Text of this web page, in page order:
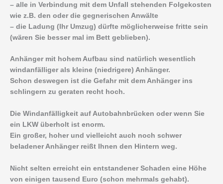
– alle in Verbindung mit dem Unfall stehenden Folgekosten
wie z.B. den oder die gegnerischen Anwälte
– die Ladung (Ihr Umzug) dürfte möglicherweise fritte sein
(wären Sie besser mal im Bett geblieben).
Anhänger mit hohem Aufbau sind natürlich wesentlich
windanfälliger als kleine (niedrigere) Anhänger.
Schon deswegen ist die Gefahr mit dem Anhänger ins
schlingern zu geraten recht hoch.
Die Windanfälligkeit auf Autobahnbrücken oder wenn Sie
ein LKW überholt ist enorm.
Ein großer, hoher und vielleicht auch noch schwer
beladener Anhänger reißt Ihnen den Hintern weg.
Nicht selten erreicht ein entstandener Schaden eine Höhe
von einigen tausend Euro (schon mehrmals gehabt).